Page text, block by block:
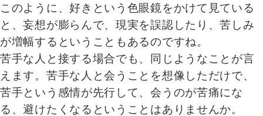
このように、好きという色眼鏡をかけて見ている
と、妄想が膨らんで、現実を誤認したり、苦しみ
が増幅するということもあるのですね。
苦手な人と接する場合でも、同じようなことが言
えます。苦手な人と会うことを想像しただけで、
苦手という感情が先行して、会うのが苦痛にな
る、避けたくなるということはありませんか。